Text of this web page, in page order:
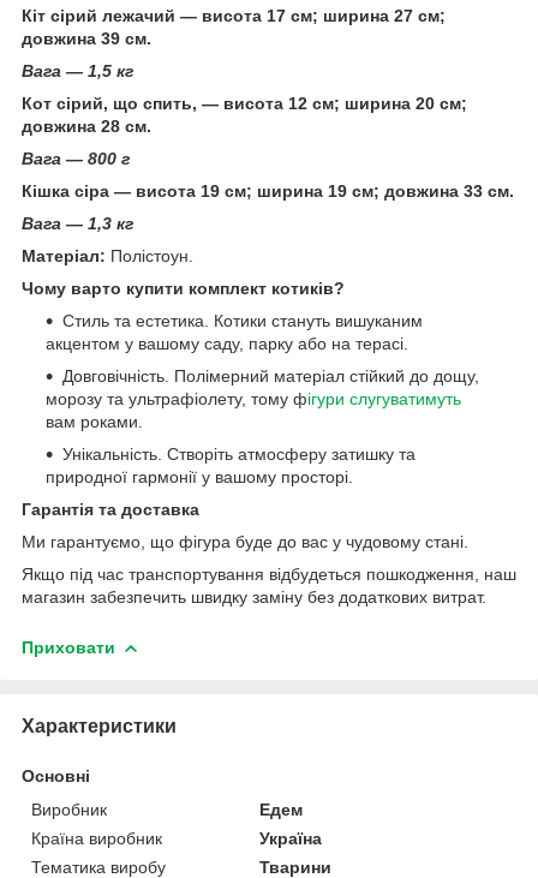
Кіт сірий лежачий — висота 17 см; ширина 27 см;
довжина 39 см.
Вага — 1,5 кг
Кот сірий, що спить, — висота 12 см; ширина 20 см;
довжина 28 см.
Вага — 800 г
Кішка сіра — висота 19 см; ширина 19 см; довжина 33 см.
Вага — 1,3 кг
Матеріал: Полістоун.
Чому варто купити комплект котиків?
Стиль та естетика. Котики стануть вишуканим
акцентом у вашому саду, парку або на терасі.
Довговічність. Полімерний матеріал стійкий до дощу,
морозу та ультрафіолету, тому фігури слугуватимуть
вам роками.
Унікальність. Створіть атмосферу затишку та
природної гармонії у вашому просторі.
Гарантія та доставка
Ми гарантуємо, що фігура буде до вас у чудовому стані.
Якщо під час транспортування відбудеться пошкодження, наш
магазин забезпечить швидку заміну без додаткових витрат.
Приховати
Характеристики
Основні
Виробник
Едем
Країна виробник
Україна
Тематика виробу
Тварини